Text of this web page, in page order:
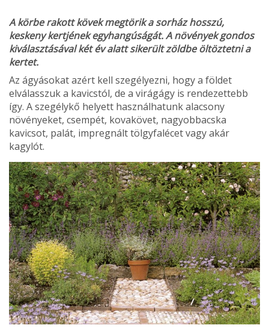
A körbe rakott kövek megtörik a sorház hosszú,
keskeny kertjének egyhangúságát. A növények gondos
kiválasztásával két év alatt sikerült zöld­be öltöztetni a
kertet.
Az ágyásokat azért kell szegélyezni, hogy a földet
elválasszuk a kavicstól, de a virágágy is rendezettebb
így. A szegélykő helyett használhatunk alacsony
növénye­ket, csempét, kovakövet, nagyobbacska
kavicsot, palát, impregnált tölgyfalécet vagy akár
kagylót.